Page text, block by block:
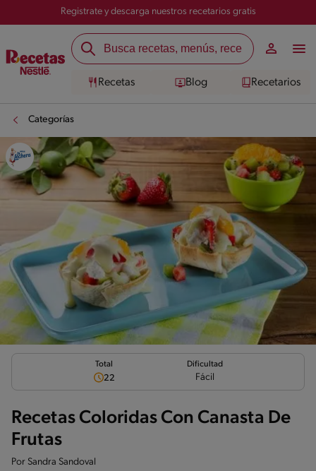
Registrate y descarga nuestros recetarios gratis
Recetas Blog Recetarios
Categorías
Total
22
Dificultad
Fácil
Recetas Coloridas Con Canasta De
Frutas
Por Sandra Sandoval